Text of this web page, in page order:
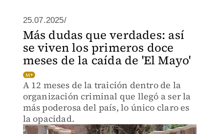
25.07.2025/
Más dudas que verdades: así
se viven los primeros doce
meses de la caída de 'El Mayo'
A 12 meses de la traición dentro de la
organización criminal que llegó a ser la
más poderosa del país, lo único claro es
la opacidad.